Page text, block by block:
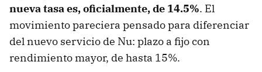
nueva tasa es, oficialmente, de 14.5%. El
movimiento pareciera pensado para diferenciar
del nuevo servicio de Nu: plazo a fijo con
rendimiento mayor, de hasta 15%.